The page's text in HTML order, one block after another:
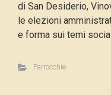
di San Desiderio,
le elezioni
e forma sui temi
Parrocchie